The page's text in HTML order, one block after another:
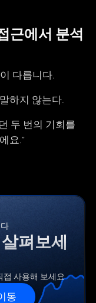
근에서 분석
다릅니다.
하지 않는다.
두 번의 기회를
요.”
펴보세
접 사용해 보세요
동